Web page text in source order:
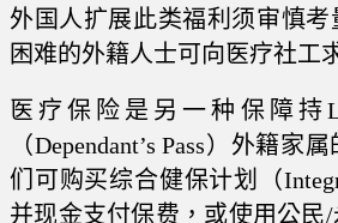
外国人扩展此类福利须审慎考
困难的外籍人士可向医疗社工
医疗保险是另一种保障持
（Dependant’s Pass）外籍家
们可购买综合健保计划（
并现金支付保费，或使用公民